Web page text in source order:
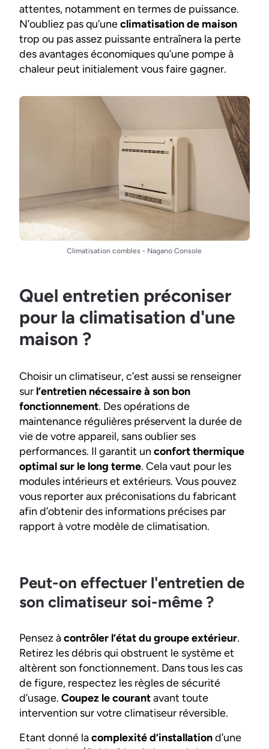
attentes, notamment en termes de puissance.
N’oubliez pas qu’uneclimatisation de maison
trop ou pas assez puissante entraînera la perte
des avantages économiques qu’une pompe à
chaleur peut initialement vous faire gagner.
Climatisation combles - Nagano Console
Quel entretien préconiser
pour la climatisation d'une
maison ?
Choisir un climatiseur, c’est aussi se renseigner
sur l’entretien nécessaire à son bon
fonctionnement. Des opérations de
maintenance régulières préservent la durée de
vie de votre appareil, sans oublier ses
performances. Il garantit un confort thermique
optimal sur le long terme. Cela vaut pour les
modules intérieurs et extérieurs. Vous pouvez
vous reporter aux préconisations du fabricant
afin d’obtenir des informations précises par
rapport à votre modèle de climatisation.
Peut-on effectuer l'entretien de
son climatiseur soi-même ?
Pensez àcontrôler l’état du groupe extérieur.
Retirez les débris qui obstruent le système et
altèrent son fonctionnement. Dans tous les cas
de figure, respectez les règles de sécurité
d’usage. Coupez le courantavant toute
intervention sur votre climatiseur réversible.
Etant donné lacomplexité d’installationd’une